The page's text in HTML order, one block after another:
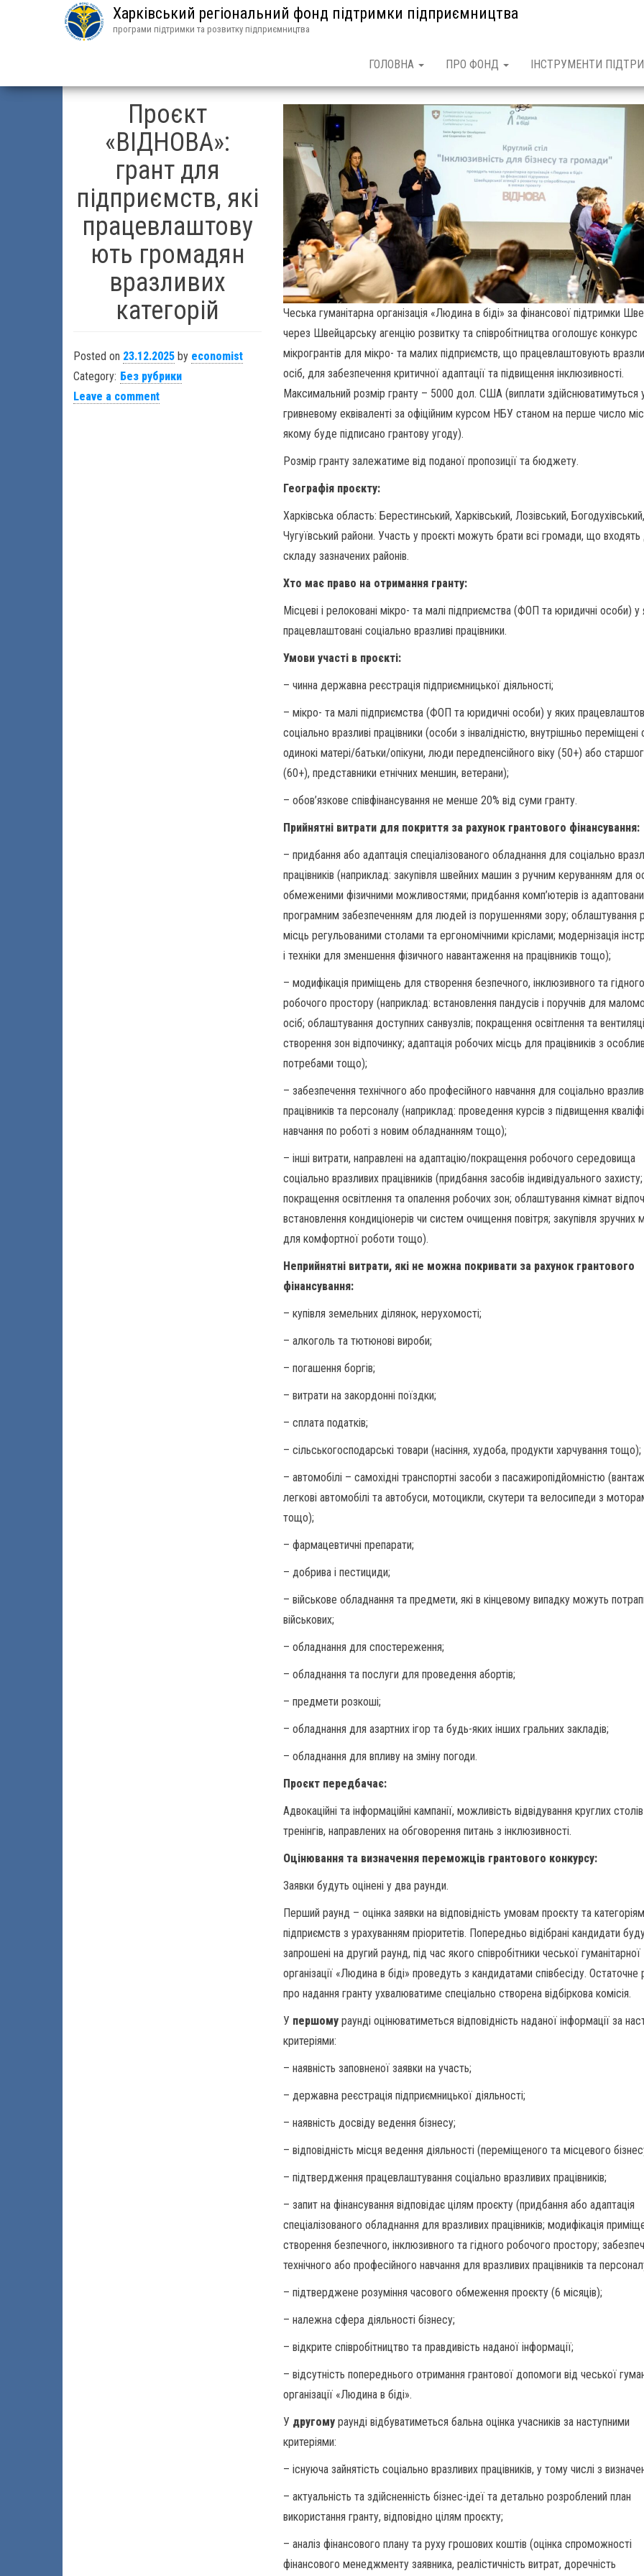
Харківський регіональний фонд підтримки підприємництва
програми підтримки та розвитку підприємництва
ГОЛОВНА ПРО ФОНД ІНСТРУМЕНТИ
Проєкт
«ВІДНОВА»:
грант для
підприємств, які
працевлаштову
ють громадян
вразливих
категорій
Posted on 23.12.2025 by economist
Category: Без рубрики
Leave a comment
Чеська гуманітарна організація «Людина в біді» за фінансової підтримки
через Швейцарську агенцію розвитку та співробітництва оголошує конкурс
мікрогрантів для мікро- та малих підприємств, що працевлаштовують
осіб, для забезпечення критичної адаптації та підвищення інклюзивності.
Максимальний розмір гранту – 5000 дол. США (виплати здійснюватимуться
гривневому еквіваленті за офіційним курсом НБУ станом на перше число
якому буде підписано грантову угоду).
Розмір гранту залежатиме від поданої пропозиції та бюджету.
Географія проєкту:
Харківська область: Берестинський, Харківський, Лозівський,
Чугуївський райони. Участь у проєкті можуть брати всі громади, що
складу зазначених районів.
Хто має право на отримання гранту:
Місцеві і релоковані мікро- та малі підприємства (ФОП та юридичні особи) у
працевлаштовані соціально вразливі працівники.
Умови участі в проєкті:
– чинна державна реєстрація підприємницької діяльності;
– мікро- та малі підприємства (ФОП та юридичні особи) у яких
соціально вразливі працівники (особи з інвалідністю, внутрішньо переміщені
одинокі матері/батьки/опікуни, люди передпенсійного віку (50+) або
(60+), представники етнічних меншин, ветерани);
– обов’язкове співфінансування не менше 20% від суми гранту.
Прийнятні витрати для покриття за рахунок грантового фінансування:
– придбання або адаптація спеціалізованого обладнання для соціально
працівників (наприклад: закупівля швейних машин з ручним керуванням для
обмеженими фізичними можливостями; придбання комп’ютерів із
програмним забезпеченням для людей із порушеннями зору; облаштування
місць регульованими столами та ергономічними кріслами; модернізація
і техніки для зменшення фізичного навантаження на працівників тощо);
– модифікація приміщень для створення безпечного, інклюзивного та
робочого простору (наприклад: встановлення пандусів і поручнів для
осіб; облаштування доступних санвузлів; покращення освітлення та
створення зон відпочинку; адаптація робочих місць для працівників з
потребами тощо);
– забезпечення технічного або професійного навчання для соціально
працівників та персоналу (наприклад: проведення курсів з підвищення
навчання по роботі з новим обладнанням тощо);
– інші витрати, направлені на адаптацію/покращення робочого середовища
соціально вразливих працівників (придбання засобів індивідуального захисту;
покращення освітлення та опалення робочих зон; облаштування кімнат
встановлення кондиціонерів чи систем очищення повітря; закупівля зручних
для комфортної роботи тощо).
Неприйнятні витрати, які не можна покривати за рахунок грантового
фінансування:
– купівля земельних ділянок, нерухомості;
– алкоголь та тютюнові вироби;
– погашення боргів;
– витрати на закордонні поїздки;
– сплата податків;
– сільськогосподарські товари (насіння, худоба, продукти харчування тощо);
– автомобілі – самохідні транспортні засоби з пасажиропідйомністю
легкові автомобілі та автобуси, мотоцикли, скутери та велосипеди з
тощо);
– фармацевтичні препарати;
– добрива і пестициди;
– військове обладнання та предмети, які в кінцевому випадку можуть
військових;
– обладнання для спостереження;
– обладнання та послуги для проведення абортів;
– предмети розкоші;
– обладнання для азартних ігор та будь-яких інших гральних закладів;
– обладнання для впливу на зміну погоди.
Проєкт передбачає:
Адвокаційні та інформаційні кампанії, можливість відвідування круглих
тренінгів, направлених на обговорення питань з інклюзивності.
Оцінювання та визначення переможців грантового конкурсу:
Заявки будуть оцінені у два раунди.
Перший раунд – оцінка заявки на відповідність умовам проєкту та
підприємств з урахуванням пріоритетів. Попередньо відібрані кандидати
запрошені на другий раунд, під час якого співробітники чеської гуманітарної
організації «Людина в біді» проведуть з кандидатами співбесіду. Остаточне
про надання гранту ухвалюватиме спеціально створена відбіркова комісія.
У першому раунді оцінюватиметься відповідність наданої інформації за
критеріями:
– наявність заповненої заявки на участь;
– державна реєстрація підприємницької діяльності;
– наявність досвіду ведення бізнесу;
– відповідність місця ведення діяльності (переміщеного та місцевого
– підтвердження працевлаштування соціально вразливих працівників;
– запит на фінансування відповідає цілям проєкту (придбання або адаптація
спеціалізованого обладнання для вразливих працівників; модифікація
створення безпечного, інклюзивного та гідного робочого простору;
технічного або професійного навчання для вразливих працівників та
– підтверджене розуміння часового обмеження проєкту (6 місяців);
– належна сфера діяльності бізнесу;
– відкрите співробітництво та правдивість наданої інформації;
– відсутність попереднього отримання грантової допомоги від чеської
організації «Людина в біді».
У другому раунді відбуватиметься бальна оцінка учасників за наступними
критеріями:
– існуюча зайнятість соціально вразливих працівників, у тому числі з
– актуальність та здійсненність бізнес-ідеї та детально розроблений план
використання гранту, відповідно цілям проєкту;
– аналіз фінансового плану та руху грошових коштів (оцінка спроможності
фінансового менеджменту заявника, реалістичність витрат, доречність